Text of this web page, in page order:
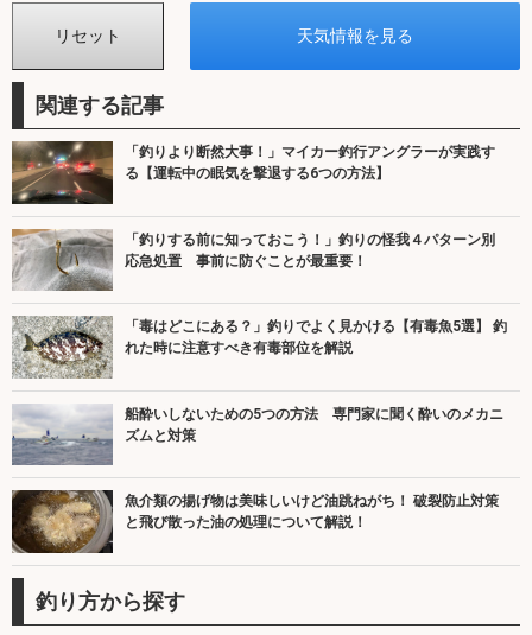
関連する記事
「釣りより断然大事！」マイカー釣行アングラーが実践す
る【運転中の眠気を撃退する6つの方法】
「釣りする前に知っておこう！」釣りの怪我４パターン別
応急処置 事前に防ぐことが最重要！
「毒はどこにある？」釣りでよく見かける【有毒魚5選】 釣
れた時に注意すべき有毒部位を解説
船酔いしないための5つの方法 専門家に聞く酔いのメカニ
ズムと対策
魚介類の揚げ物は美味しいけど油跳ねがち！ 破裂防止対策
と飛び散った油の処理について解説！
釣り方から探す